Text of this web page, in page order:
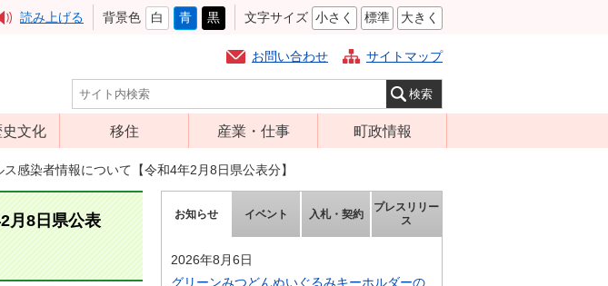
読み上げる 背景色 白 青 黒 文字サイズ 小さく 標準 大きく
お問い合わせ サイトマップ
文化
ミュー
移住 産業・仕事
経営支援・金融
就労支援
農林業振興
町政情報
組織案内
庁舎案内
感染者情報について【令和4年2月8日県公表分】
月8日県公表
お知らせ イベント 入札・契約
プレスリリー
ス
2026年8月6日
グリーンみつどんぬいぐるみキーホルダーの